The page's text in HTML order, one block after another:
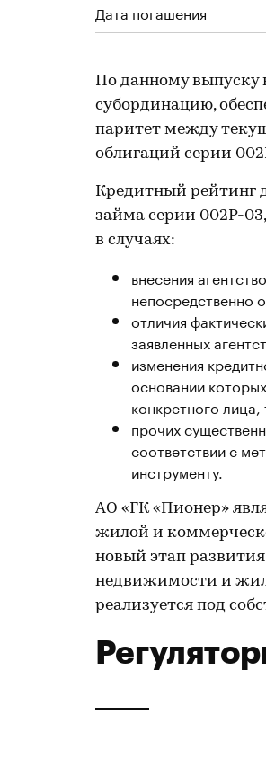
Дата погашения
По данному выпуску
субординацию,
паритет между
облигаций серии
Кредитный рейтинг
займа серии 002Р-
в случаях:
внесения
непосредственно
отличия
заявленных
изменения
основании
конкретного
прочих
соответствии с
инструменту.
АО «ГК «Пионер»
жилой и
новый этап
недвижимости и
реализуется под